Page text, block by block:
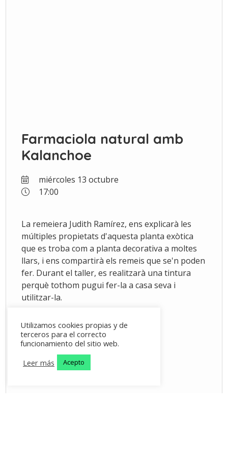
Farmaciola natural amb
Kalanchoe
miércoles 13 octubre
17:00
La remeiera Judith Ramírez, ens explicarà les
múltiples propietats d'aquesta planta exòtica
que es troba com a planta decorativa a moltes
llars, i ens compartirà els remeis que se'n poden
fer. Durant el taller, es realitzarà una tintura
perquè tothom pugui fer-la a casa seva i
utilitzar-la.
Utilizamos cookies propias y de
terceros para el correcto
funcionamiento del sitio web.
Leer más
Acepto